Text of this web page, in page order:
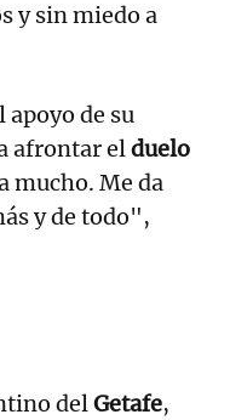
y sin miedo a
de su
afrontar elduelo
mucho. Me da
y de todo",
delGetafe,